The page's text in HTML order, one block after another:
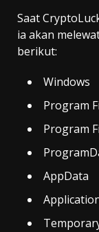
Saat
ia akan
berikut:
Windows
Program
Program
AppData